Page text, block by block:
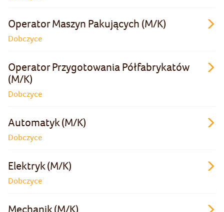
Operator Maszyn Pakujących (M/K)
Dobczyce
Operator Przygotowania Półfabrykatów
(M/K)
Dobczyce
Automatyk (M/K)
Dobczyce
Elektryk (M/K)
Dobczyce